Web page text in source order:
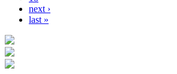
next ›
last »